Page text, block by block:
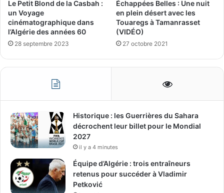
Le Petit Blond de la Casbah :
un Voyage
cinématographique dans
l’Algérie des années 60
28 septembre 2023
Échappées Belles : Une nuit
en plein désert avec les
Touaregs à Tamanrasset
(VIDÉO)
27 octobre 2021
Historique : les Guerrières du Sahara
décrochent leur billet pour le Mondial
2027
il y a 4 minutes
Équipe d’Algérie : trois entraîneurs
retenus pour succéder à Vladimir
Petković